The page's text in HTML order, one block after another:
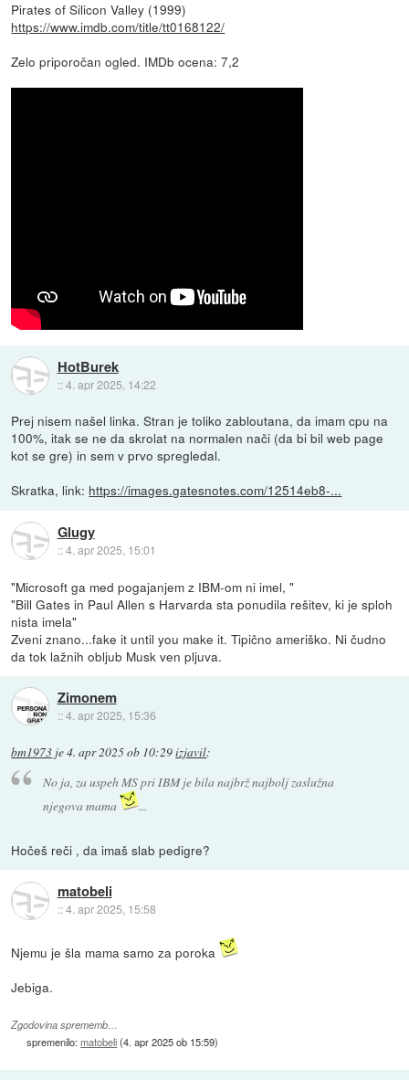
Pirates of Silicon Valley (1999)
https://www.imdb.com/title/tt0168122/
Zelo priporočan ogled. IMDb ocena: 7,2
HotBurek
::4. apr 2025, 14:22
Prej nisem našel linka. Stran je toliko zabloutana, da imam cpu na
100%, itak se ne da skrolat na normalen nači (da bi bil web page
kot se gre) in sem v prvo spregledal.
Skratka, link: https://images.gatesnotes.com/12514eb8-...
Glugy
::4. apr 2025, 15:01
"Microsoft ga med pogajanjem z IBM-om ni imel, "
"Bill Gates in Paul Allen s Harvarda sta ponudila rešitev, ki je sploh
nista imela"
Zveni znano...fake it until you make it. Tipično ameriško. Ni čudno
da tok lažnih obljub Musk ven pljuva.
Zimonem
::4. apr 2025, 15:36
bm1973 je4. apr 2025 ob 10:29izjavil:
No ja, za uspeh MS pri IBM je bila najbrž najbolj zaslužna
njegova mama
...
Hočeš reči , da imaš slab pedigre?
matobeli
::4. apr 2025, 15:58
Njemu je šla mama samo za poroka
Jebiga.
Zgodovina sprememb…
spremenilo:matobeli(4. apr 2025 ob 15:59)